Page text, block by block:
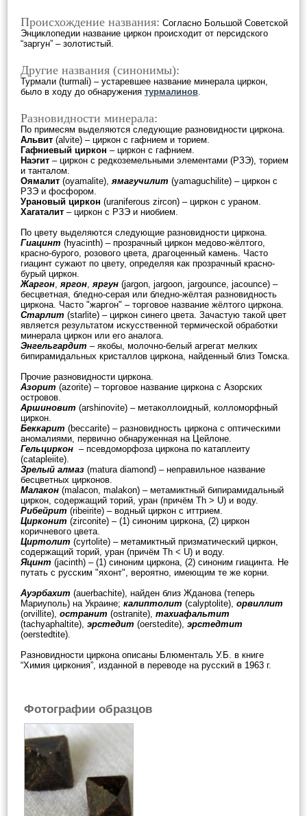
Происхождение названия: Согласно Большой Советской
Энциклопедии название циркон происходит от персидского
“заргун” – золотистый.
Другие названия (синонимы):
Турмали (turmali) – устаревшее название минерала циркон,
было в ходу до обнаружения турмалинов.
Разновидности минерала:
По примесям выделяются следующие разновидности циркона.
Альвит (alvite) – циркон с гафнием и торием.
Гафниевый циркон – циркон с гафнием.
Наэгит – циркон с редкоземельными элементами (РЗЭ), торием
и танталом.
Оямалит (oyamalite),ямагучилит (yamaguchilite) – циркон с
РЗЭ и фосфором.
Урановый циркон (uraniferous zircon) – циркон с ураном.
Хагаталит – циркон с РЗЭ и ниобием.
По цвету выделяются следующие разновидности циркона.
Гиацинт (hyacinth) – прозрачный циркон медово-жёлтого,
красно-бурого, розового цвета, драгоценный камень. Часто
гиацинт сужают по цвету, определяя как прозрачный красно-
бурый циркон.
Жаргон,яргон,яргун (jargon, jargoon, jargounce, jacounce) –
бесцветная, бледно-серая или бледно-жёлтая разновидность
циркона. Часто "жаргон" – торговое название жёлтого циркона.
Старлит (starlite) – циркон синего цвета. Зачастую такой цвет
является результатом искусственной термической обработки
минерала циркон или его аналога.
Энгельгардит – якобы, молочно-белый агрегат мелких
бипирамидальных кристаллов циркона, найденный близ Томска.
Прочие разновидности циркона.
Азорит (azorite) – торговое название циркона с Азорских
островов.
Аршиновит (arshinovite) – метаколлоидный, колломорфный
циркон.
Беккарит (beccarite) – разновидность циркона с оптическими
аномалиями, первично обнаруженная на Цейлоне.
Гельциркон – псевдоморфоза циркона по катаплеиту
(catapleiite).
Зрелый алмаз (matura diamond) – неправильное название
бесцветных цирконов.
Малакон (malacon, malakon) – метамиктный бипирамидальный
циркон, содержащий торий, уран (причём Th > U) и воду.
Рибейрит (ribeirite) – водный циркон с иттрием.
Цирконит (zirconite) – (1) синоним циркона, (2) циркон
коричневого цвета.
Циртолит (cyrtolite) – метамиктный призматический циркон,
содержащий торий, уран (причём Th < U) и воду.
Яцинт (jacinth) – (1) синоним циркона, (2) синоним гиацинта. Не
путать с русским "яхонт", вероятно, имеющим те же корни.
Ауэрбахит (auerbachite), найден близ Жданова (теперь
Мариуполь) на Украине; калиптолит (calyptolite), орвиллит
(orvillite), остранит (ostranite), тахиафальтит
(tachyaphaltite), эрстедит (oerstedite), эрстедтит
(oerstedtite).
Разновидности циркона описаны Блюменталь У.Б. в книге
“Химия циркония”, изданной в переводе на русский в 1963 г.
Фотографии образцов